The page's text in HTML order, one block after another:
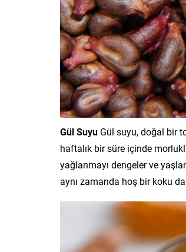
Gül Suyu Gül suyu, doğal bir
haftalık bir süre içinde
yağlanmayı dengeler ve
aynı zamanda hoş bir koku